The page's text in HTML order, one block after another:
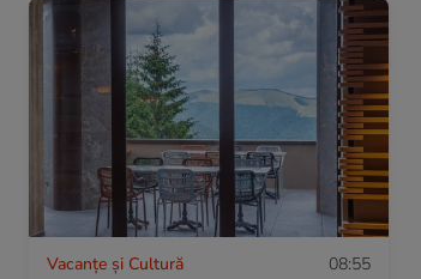
Vacanțe și Cultură 08:55